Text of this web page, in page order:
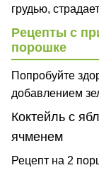
грудью,
Рецепты с
порошке
Попробуйте
добавлением
Коктейль с
ячменем
Рецепт на 2